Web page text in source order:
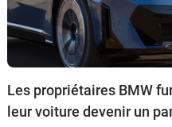
Les propriétaires BMW
leur voiture devenir un